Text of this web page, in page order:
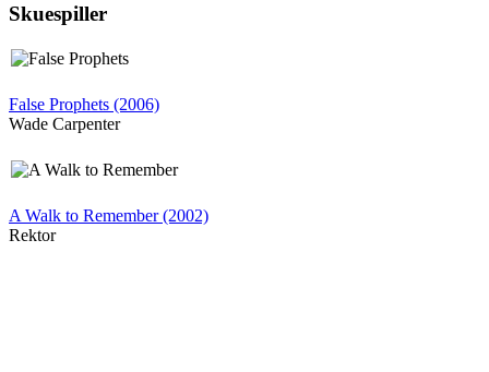
Skuespiller
False Prophets (2006)
Wade Carpenter
A Walk to Remember (2002)
Rektor